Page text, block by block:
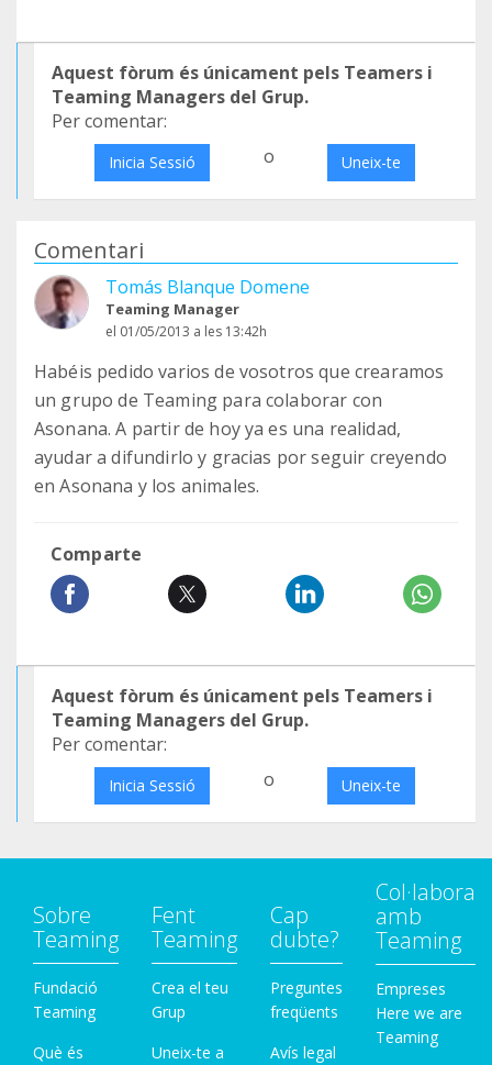
Aquest fòrum és únicament pels Teamers i
Teaming Managers del Grup.
Per comentar:
Inicia Sessió o Uneix-te
Comentari
Tomás Blanque Domene
Teaming Manager
el 01/05/2013 a les 13:42h
Habéis pedido varios de vosotros que crearamos
un grupo de Teaming para colaborar con
Asonana. A partir de hoy ya es una realidad,
ayudar a difundirlo y gracias por seguir creyendo
en Asonana y los animales.
Comparte
Aquest fòrum és únicament pels Teamers i
Teaming Managers del Grup.
Per comentar:
Inicia Sessió o Uneix-te
Sobre
Teaming
Fundació
Teaming
Què és
Fent
Teaming
Crea el teu
Grup
Uneix-te a
Cap
dubte?
Preguntes
freqüents
Avís legal
Col·labora
amb
Teaming
Empreses
Here we are
Teaming